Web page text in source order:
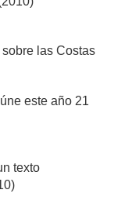
las Costas
este año 21
texto